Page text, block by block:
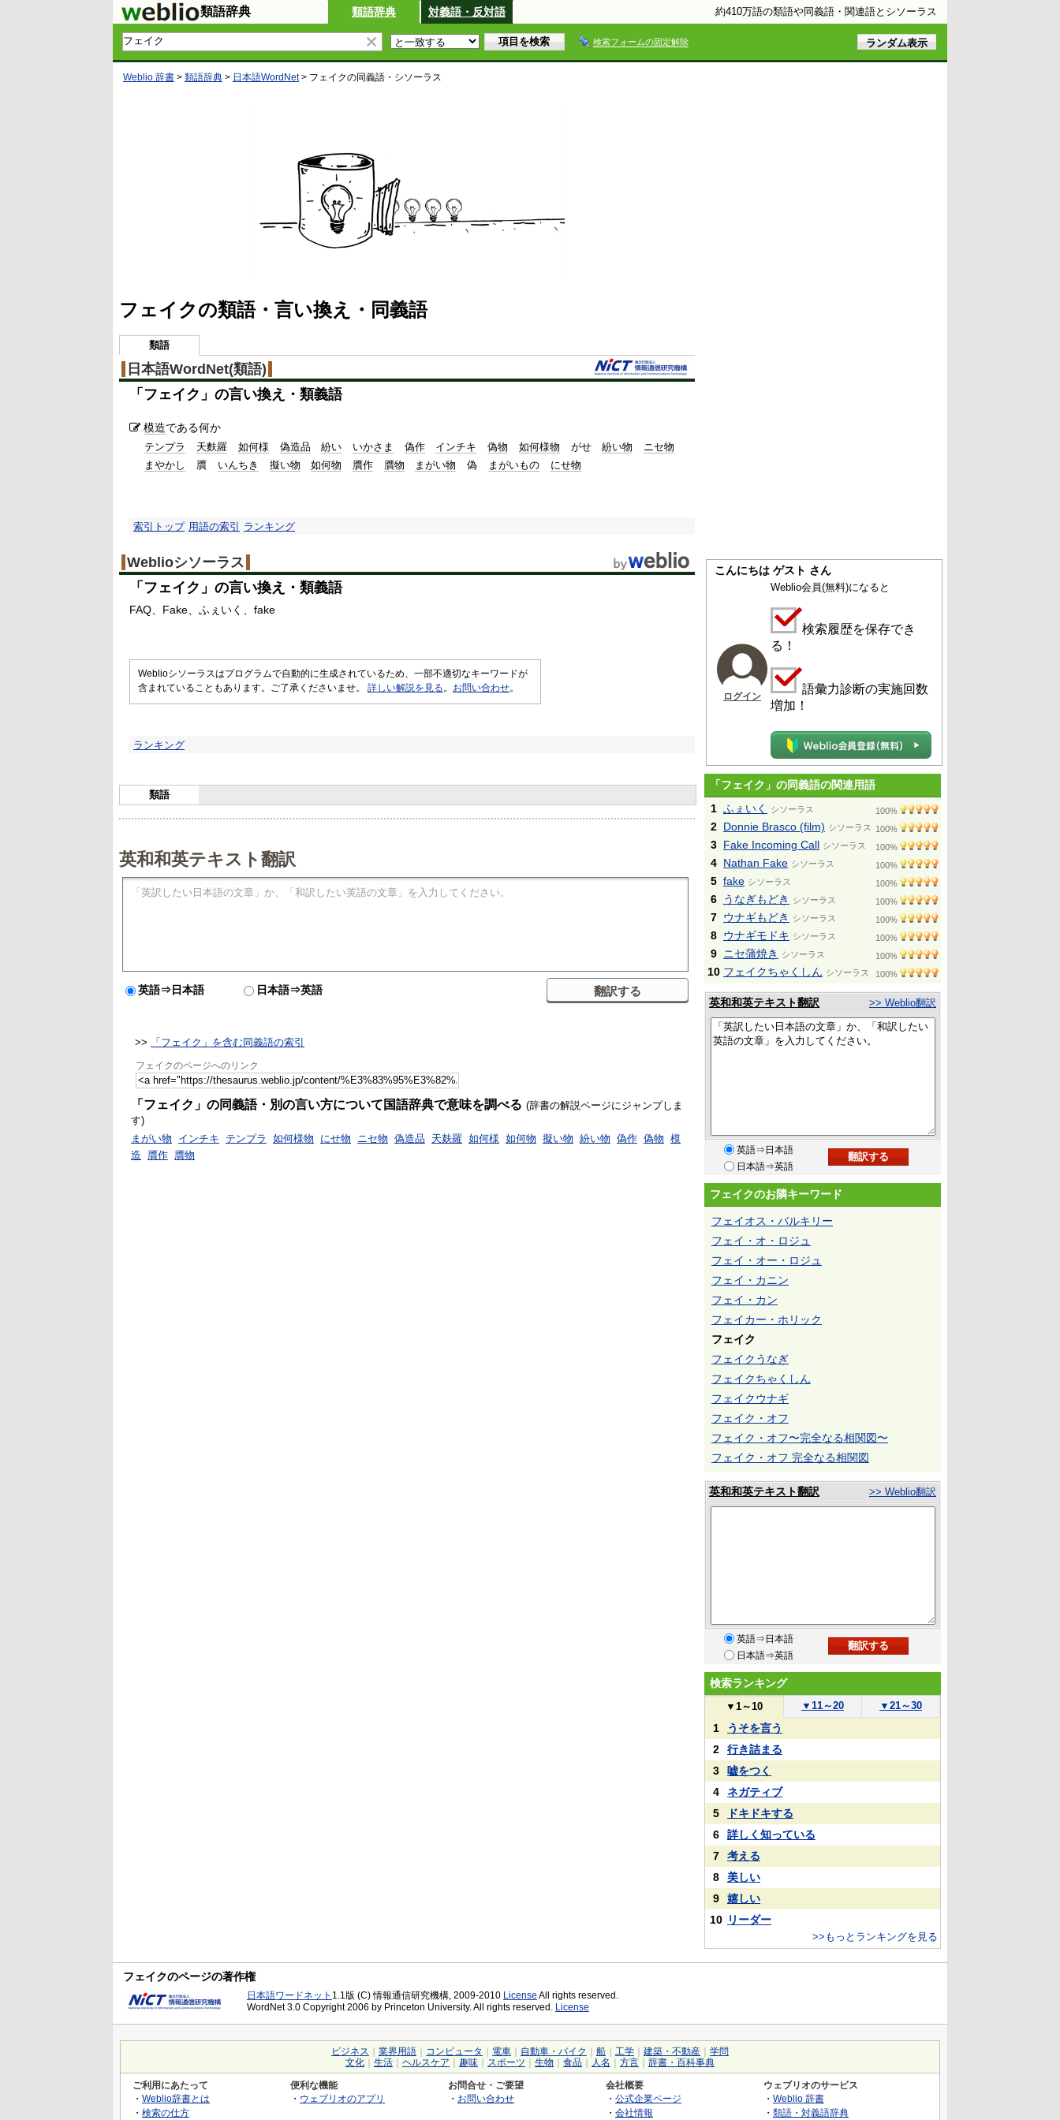
類語辞典 類語辞典 対義語・反対語 約410万語の類語や同義語・関連語とシソーラス
検索フォームの固定解除
Weblio 辞書 > 類語辞典 > 日本語WordNet> フェイクの同義語・シソーラス
フェイクの類語・言い換え・同義語
類語
日本語WordNet(類語)
「 フェイク 」の言い換え・類義語
模造である何か
テンプラ 天麩羅 如何様 偽造品 紛い いかさま 偽作 インチキ 偽物 如何様物 がせ 紛い物
ニセ物
まやかし
贋 いんちき 擬い物 如何物 贋作 贋物 まがい物 偽 まがいもの にせ物
索引トップ 用語の索引 ランキング
Weblioシソーラス
「 フェイク 」の言い換え・類義語
FAQ Fake ふぇいく fake
Weblioシソーラスはプログラムで自動的に生成されているため、一部不適切なキーワードが
含まれていることもあります。ご了承くださいませ。 詳しい解説を見る 。 お問い合わせ。
ランキング
類語
英和和英テキスト翻訳
英語⇒日本語 日本語⇒英語
>> 「フェイク」を含む同義語の索引
フェイクのページへのリンク
「フェイク」の同義語・別の言い方について国語辞典で意味を調べる (辞書の解説ページにジャンプしま
す)
まがい物
インチキ テンプラ 如何様物 にせ物 ニセ物 偽造品 天麸羅 如何様 如何物 擬い物 紛い物 偽作 偽物 模
造
贋作 贋物
こんにちは ゲスト さん
ログイン
Weblio会員(無料)になると
検索履歴を保存でき
る！
語彙力診断の実施回数
増加！
「フェイク」の同義語の関連用語
1 ふぇいく シソーラス 100%
2 Donnie Brasco (film) シソーラス 100%
3 Fake Incoming Call シソーラス 100%
4 Nathan Fake シソーラス 100%
5 fake シソーラス 100%
6 うなぎもどき シソーラス 100%
7 ウナギもどき シソーラス 100%
8 ウナギモドキ シソーラス 100%
9 ニセ蒲焼き シソーラス 100%
10 フェイクちゃくしん シソーラス 100%
英和和英テキスト翻訳 >> Weblio翻訳
英語⇒日本語
日本語⇒英語
フェイクのお隣キーワード
フェイオス・バルキリー
フェイ・オ・ロジュ
フェイ・オー・ロジュ
フェイ・カニン
フェイ・カン
フェイカー・ホリック
フェイク
フェイクうなぎ
フェイクちゃくしん
フェイクウナギ
フェイク・オフ
フェイク・オフ〜完全なる相関図〜
フェイク・オフ 完全なる相関図
英和和英テキスト翻訳 >> Weblio翻訳
英語⇒日本語
日本語⇒英語
検索ランキング
▼ 1～10 ▼ 11～20 ▼ 21～30
1
うそを言う
2
行き詰まる
3
嘘をつく
4
ネガティブ
5
ドキドキする
6
詳しく知っている
7
考える
8
美しい
9
嬉しい
10 リーダー
>>もっとランキングを見る
フェイクのページの著作権
日本語ワードネット 1.1版 (C) 情報通信研究機構, 2009-2010 License All rights reserved.
WordNet 3.0 Copyright 2006 by Princeton University. All rights reserved. License
ビジネス 業界用語 コンピュータ 電車 自動車・バイク 船 工学 建築・不動産
学問
文化
生活 ヘルスケア 趣味 スポーツ 生物 食品 人名 方言 辞書・百科事典
ご利用にあたって
・ Weblio辞書とは
・ 検索の仕方
便利な機能
・ ウェブリオのアプリ
お問合せ・ご要望
・ お問い合わせ
会社概要
・ 公式企業ページ
・ 会社情報
ウェブリオのサービス
・ Weblio 辞書
・ 類語・対義語辞典